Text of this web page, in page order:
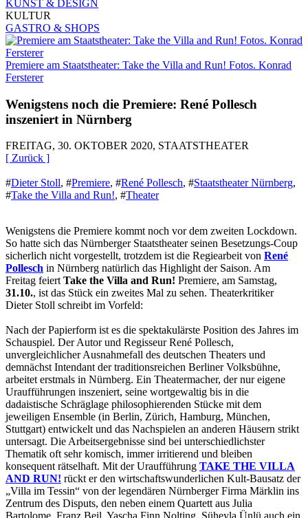
KUNST & DESIGN
KULTUR
GASTRO & SHOPS
Premiere am Staatstheater: Take the Villa and Run! Fotos. Konrad
Fersterer
Wenigstens noch die Premiere: René Pollesch
inszeniert in Nürnberg
FREITAG, 30. OKTOBER 2020, STAATSTHEATER
[ Zurück ]
#Dieter Stoll, #Premiere, #René Pollesch, #Staatstheater Nürnberg,
#Take the Villa and Run!, #Theater
Wenigstens die Premiere kommt noch vor dem zweiten Lockdown.
So hatte sich das Nürnberger Staatstheater seinen Besetzungs-Coup
sicherlich nicht vorgestellt, trotzdem ist die Regiearbeit von René
Pollesch in Nürnberg natürlich das Highlight der Saison. Am
Freitag feiert Take the Villa and Run! Premiere, am Samstag,
31.10., ist das Stück ein zweites Mal zu sehen. Theaterkritiker
Dieter Stoll schreibt im Vorfeld:
Nach der Papierform ist es die spektakulärste Position des Jahres im
Schauspiel. Der Autor und Regisseur René Pollesch,
unvergleichlicher Ausnahmefall des deutschen Theaters und
demnächst Intendant der traditionsreichen Berliner Volksbühne,
arbeitet erstmals in Nürnberg. Ein Theatermacher, der nur eigene
Uraufführungen inszeniert, seine wortgewaltig bis in die
dadaistische Schräglage philosophierenden Stücke mit dem
jeweiligen Ensemble (in Berlin, Zürich, Hamburg, München,
Stuttgart) entwickelt und das Nachspielen an anderen Häusern strikt
untersagt. Die Arbeitsergebnisse sind bei unterschiedlichster
Thematik oft sehr komisch, immer irritierend und bleiben
konsequent rätselhaft. Mit der Uraufführung TAKE THE VILLA
AND RUN! rückt er den wirtschaftswunderlichen Kult-Bausatz der
„Villa im Tessin“ von der legendären Nürnberger Firma Märklin ins
Zentrum des Disputs, den neben einem Quartett aus Julia